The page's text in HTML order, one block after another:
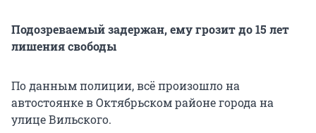
Подозреваемый задержан, ему грозит до 15 лет
лишения свободы
По данным полиции, всё произошло на
автостоянке в Октябрьском районе города на
улице Вильского.